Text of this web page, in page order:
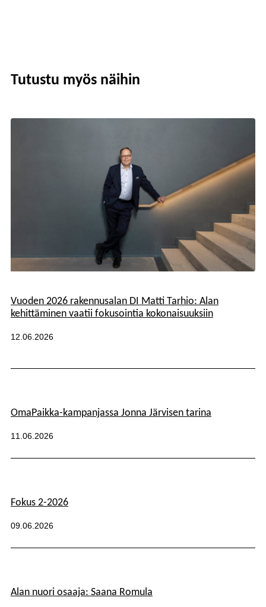
Tutustu myös näihin
Vuoden 2026 rakennusalan DI Matti Tarhio: Alan
kehittäminen vaatii fokusointia kokonaisuuksiin
Julkaistu:
12.06.2026
OmaPaikka-kampanjassa Jonna Järvisen tarina
Julkaistu:
11.06.2026
Kategoriat:
Fokus 2-2026
Julkaistu:
09.06.2026
Kategoriat:
Alan nuori osaaja: Saana Romula